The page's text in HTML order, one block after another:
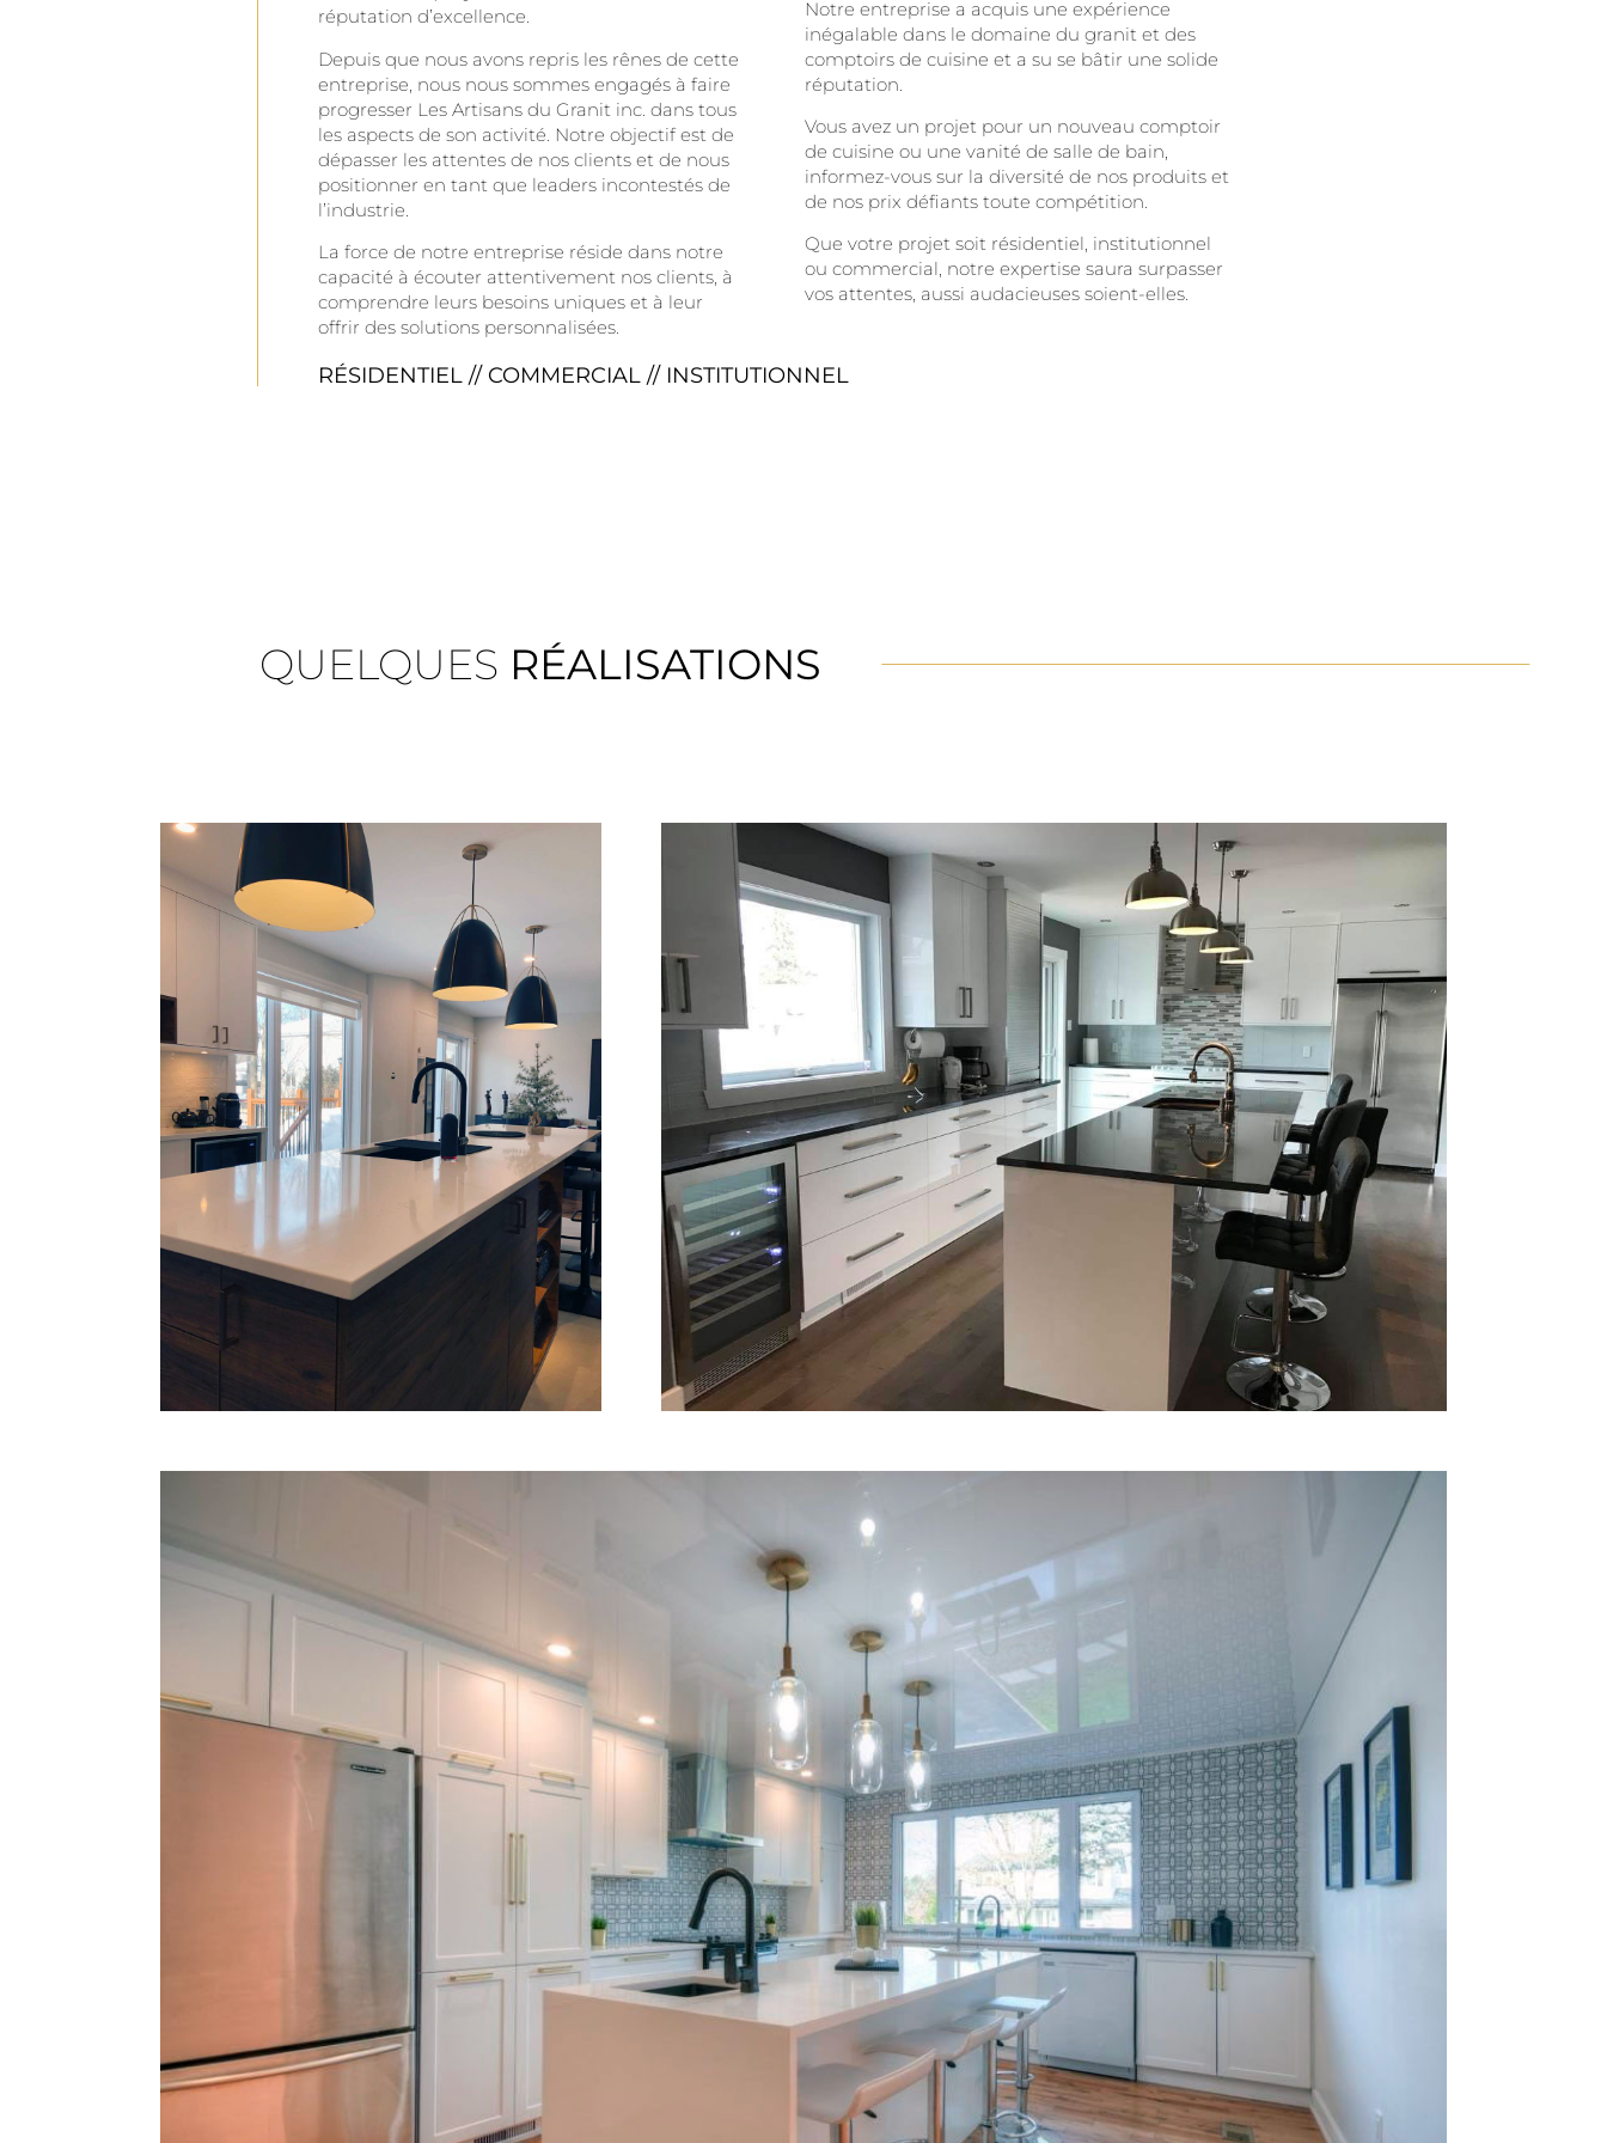
réputation d’excellence.
Depuis que nous avons repris les rênes de cette
entreprise, nous nous sommes engagés à faire
progresser Les Artisans du Granit inc. dans tous
les aspects de son activité. Notre objectif est de
dépasser les attentes de nos clients et de nous
positionner en tant que leaders incontestés de
l’industrie.
La force de notre entreprise réside dans notre
capacité à écouter attentivement nos clients, à
comprendre leurs besoins uniques et à leur
offrir des solutions personnalisées.
Notre entreprise a acquis une expérience
inégalable dans le domaine du granit et des
comptoirs de cuisine et a su se bâtir une solide
réputation.
Vous avez un projet pour un nouveau comptoir
de cuisine ou une vanité de salle de bain,
informez-vous sur la diversité de nos produits et
de nos prix défiants toute compétition.
Que votre projet soit résidentiel, institutionnel
ou commercial, notre expertise saura surpasser
vos attentes, aussi audacieuses soient-elles.
RÉSIDENTIEL // COMMERCIAL // INSTITUTIONNEL
QUELQUES RÉALISATIONS